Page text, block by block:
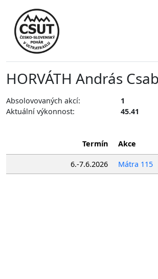
HORVÁTH András
Absolovovaných akcí: 1
Aktuální výkonnost:
45.41
Termín Akce
6.-7.6.2026 Mátra 115